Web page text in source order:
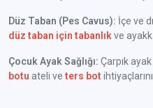
Düz Taban (Pes Cavus): İçe ve
düz taban için tabanlık ve
Çocuk Ayak Sağlığı: Çarpık
botu ateli veters bot